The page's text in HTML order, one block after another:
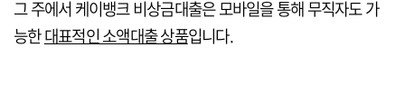
그 주에서 케이뱅크 비상금대출은 모바일을 통해 무직자도 가
능한대표적인 소액대출 상품입니다.